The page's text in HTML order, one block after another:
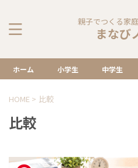
親子でつくる家
まなび
ホーム 小学生 中学生
HOME > 比較
比較